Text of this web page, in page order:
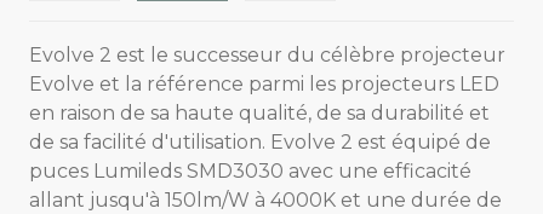
Evolve 2 est le successeur du célèbre projecteur
Evolve et la référence parmi les projecteurs LED
en raison de sa haute qualité, de sa durabilité et
de sa facilité d'utilisation. Evolve 2 est équipé de
puces Lumileds SMD3030 avec une efficacité
allant jusqu'à 150lm/W à 4000K et une durée de